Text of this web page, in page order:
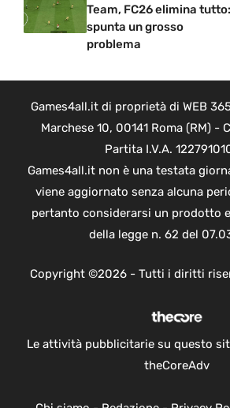
Team, FC26 elimina tutto:
spunta un grosso
problema
Games4all.it di proprietà di WEB
Marchese 10, 00141 Roma (RM) -
Partita I.V.A.
Games4all.it non è una testata
viene aggiornato senza alcuna
pertanto considerarsi un prodotto
della legge n. 62 del
Copyright ©2026 - Tutti i diritti
Le attività pubblicitarie su questo
theCoreAdv